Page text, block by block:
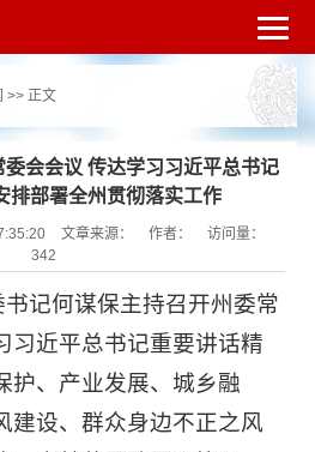
网站无障
登录
>> 正文
会会议 传达学习习近平总书记
排部署全州贯彻落实工作
文章来源： 作者：
访问量：
342
记何谋保主持召开州委常
习近平总书记重要讲话精
护、产业发展、城乡融
建设、群众身边不正之风